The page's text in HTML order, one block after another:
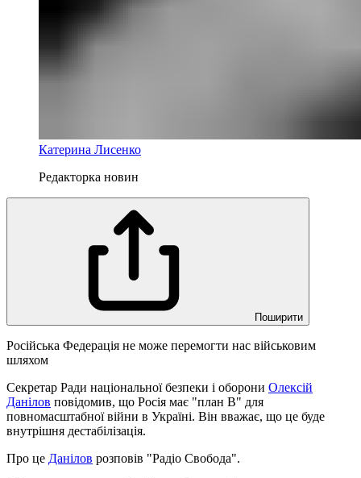
Катерина Лисенко
Редакторка новин
Поширити
Російська Федерація не може перемогти нас військовим
шляхом
Секретар Ради національної безпеки і оборони Олексій
Данілов повідомив, що Росія має "план В" для
повномасштабної війни в Україні. Він вважає, що це буде
внутрішня дестабілізація.
Про це Данілов розповів "Радіо Свобода".